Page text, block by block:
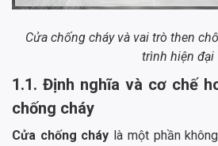
Cửa chống cháy và vai trò then
trình hiện đại
1.1. Định nghĩa và cơ chế
chống cháy
Cửa chống cháy là một phần